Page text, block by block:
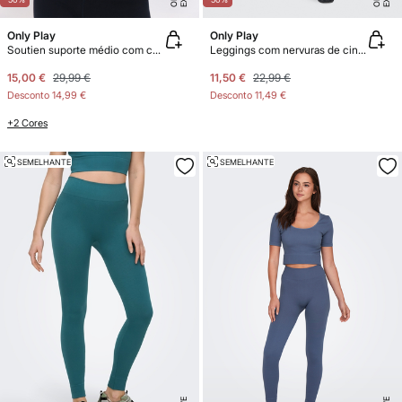
Only Play
Soutien suporte médio com copas
15,00 € 29,99 €
Desconto 14,99 €
+2 Cores
Only Play
Leggings com nervuras de cintura alta sem costura
11,50 € 22,99 €
Desconto 11,49 €
SEMELHANTE SEMELHANTE